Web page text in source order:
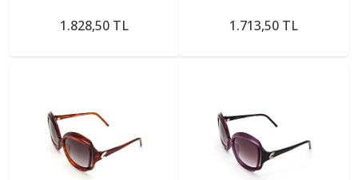
1.828,50 TL 1.713,50 TL